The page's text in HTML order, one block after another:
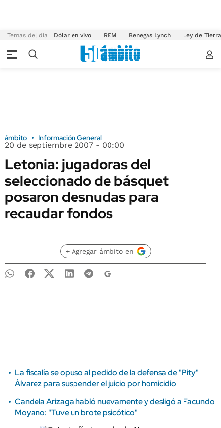
Temas del día Dólar en vivo REM Benegas Lynch Ley de
ámbito Información General
20 de septiembre 2007 - 00:00
Letonia: jugadoras del
seleccionado de básquet
posaron desnudas para
recaudar fondos
+ Agregar ámbito en
La fiscalía se opuso al pedido de la defensa de "Pity"
Álvarez para suspender el juicio por homicidio
Candela Arizaga habló nuevamente y desligó a Facundo
Moyano: "Tuve un brote psicótico"